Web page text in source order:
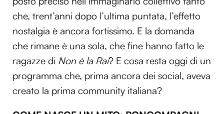
che, trent’anni dopo l’ultima puntata, l’effetto
nostalgia è ancora fortissimo. E la domanda
che rimane è una sola, che fine hanno fatto le
ragazze di Non è la Rai? E cosa resta oggi di un
programma che, prima ancora dei social, aveva
creato la prima community italiana?